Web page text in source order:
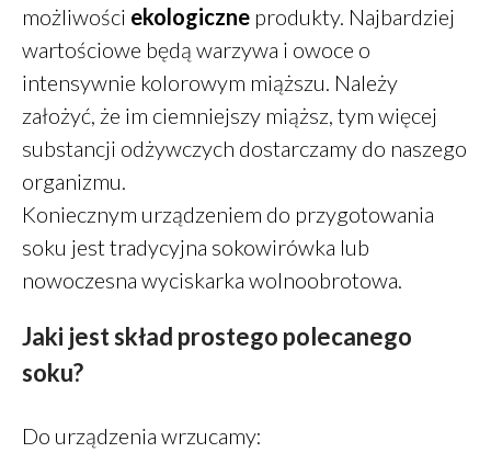
Klarowany-Masło klarowane
GHEE
PiotrŻ
Ilość posiłków w ciągu
dnia
PiotrŻ-Codziennie łyżka oleju
lnianego
cukru
listopad 2025
marzec 2022
możliwości ekologiczne produkty. Najbardziej
wartościowe będą warzywa i owoce o
intensywnie kolorowym miąższu. Należy
założyć, że im ciemniejszy miąższ, tym więcej
substancji odżywczych dostarczamy do naszego
organizmu.
Koniecznym urządzeniem do przygotowania
soku jest tradycyjna sokowirówka lub
nowoczesna wyciskarka wolnoobrotowa.
Jaki jest skład prostego polecanego
soku?
Do urządzenia wrzucamy: